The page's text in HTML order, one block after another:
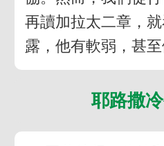
再讀加拉太二章，
露，他有軟弱，甚至
耶路撒